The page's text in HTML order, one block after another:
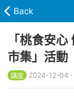
Back
「桃食安
市集」活動
講座 2024-12-04 ·